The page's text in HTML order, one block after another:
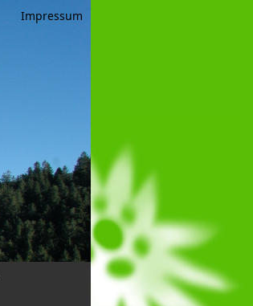
Impressum